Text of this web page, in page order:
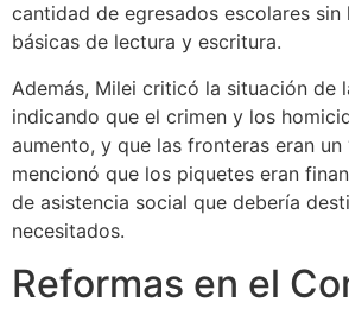
cantidad de egresados escolares sin
básicas de lectura y escritura.
Además, Milei criticó la situación de
indicando que el crimen y los
aumento, y que las fronteras eran un
mencionó que los piquetes eran
de asistencia social que debería
necesitados.
Reformas en el